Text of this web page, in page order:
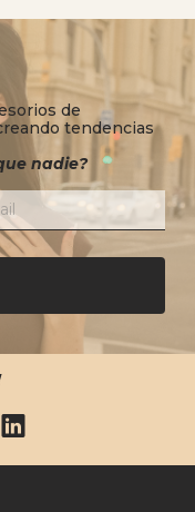
de
tendencias
nadie?